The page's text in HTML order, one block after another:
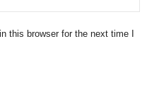
this browser for the next time I